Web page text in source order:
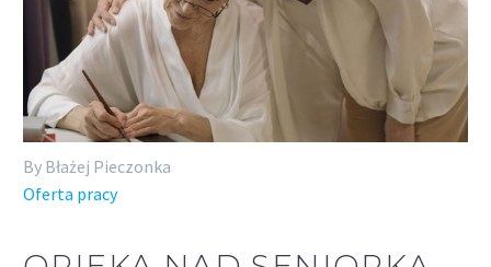
By Błażej Pieczonka
Oferta pracy